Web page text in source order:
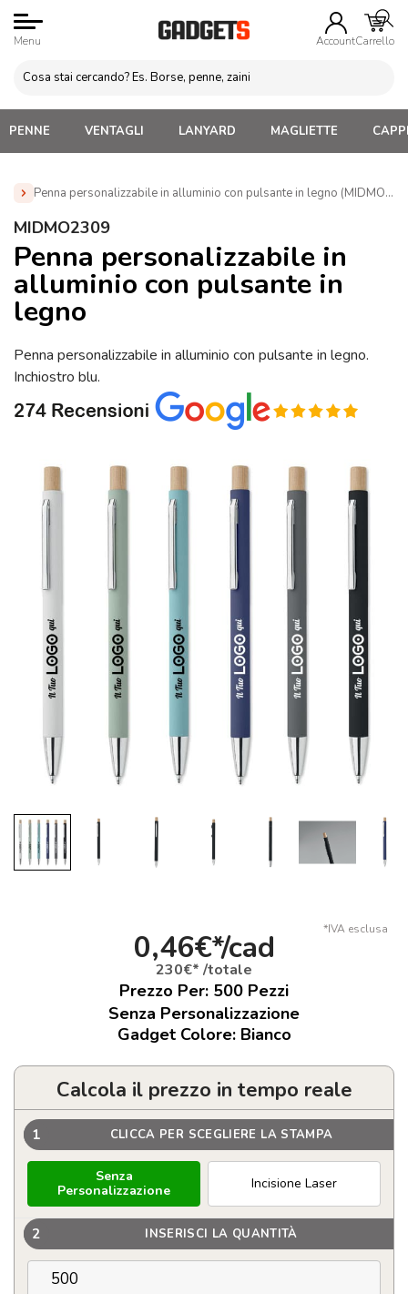
Menu AccountCarrello
PENNE VENTAGLI LANYARD MAGLIETTE
Penna personalizzabile in alluminio con pulsante in legno
Home » Penne Personalizzate con LOGO, Matite, Pastelli,
personalizzabile in alluminio con pulsante in legno
(MIDMO2309)
MIDMO2309
Penna personalizzabile in
alluminio con pulsante in
legno
Penna personalizzabile in alluminio con pulsante in legno.
Inchiostro blu.
*IVA esclusa
0,46€*/cad
230€* /totale
Prezzo Per: 500 Pezzi
Senza Personalizzazione
Gadget Colore: Bianco
Calcola il prezzo in tempo reale
1 CLICCA PER SCEGLIERE LA STAMPA
Senza
Personalizzazione
Incisione Laser
2 INSERISCI LA QUANTITÀ